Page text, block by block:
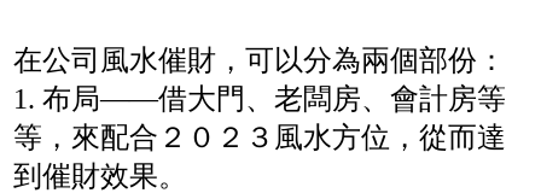
在公司風水催財，可以分為兩個部份：
1. 布局——借大門、老闆房、會計房等
等，來配合２０２３風水方位，從而達
到催財效果。